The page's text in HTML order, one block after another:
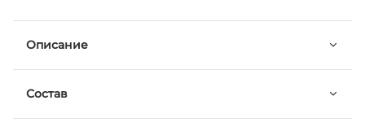
Описание
Состав